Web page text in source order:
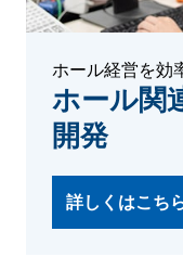
ホール経営を効
ホール関
開発
詳しくはこち